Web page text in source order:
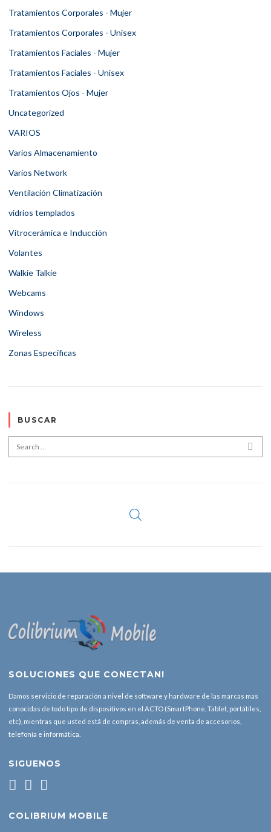
Tratamientos Corporales - Mujer
Tratamientos Corporales - Unisex
Tratamientos Faciales - Mujer
Tratamientos Faciales - Unisex
Tratamientos Ojos - Mujer
Uncategorized
VARIOS
Varios Almacenamiento
Varios Network
Ventilación Climatización
vidrios templados
Vitrocerámica e Inducción
Volantes
Walkie Talkie
Webcams
Windows
Wireless
Zonas Específicas
BUSCAR
Search for:
SOLUCIONES QUE CONECTAN!
Damos servicio de reparación a nivel de software y hardware de las marcas mas
conocidas de todo tipo de dispositivos en el ACTO (SmartPhone, Tablet, portátiles,
etc), mientras que usted está de compras, además de venta de accesorios,
telefonía e informática.
SIGUENOS
COLIBRIUM MOBILE